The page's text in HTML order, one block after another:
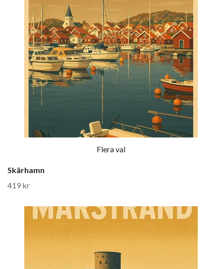
Flera val
Skärhamn
419 kr